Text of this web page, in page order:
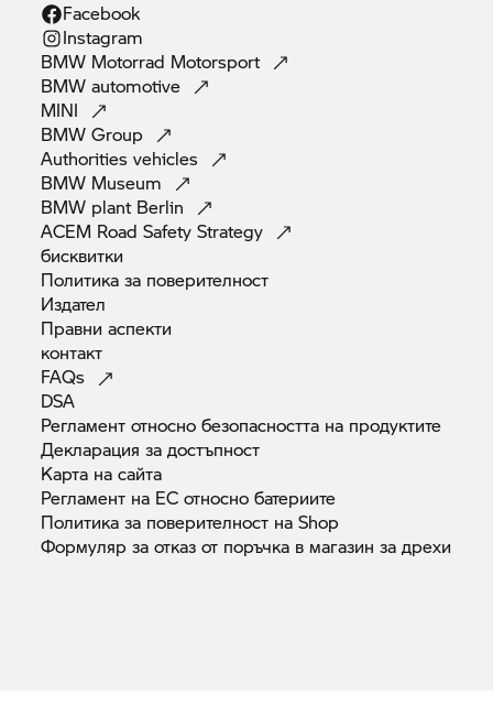
Facebook
Instagram
BMW Motorrad Motorsport
BMWautomotive
MINI
BMWGroup
Authoritiesvehicles
BMW Museum
BMW plant Berlin
ACEM Road SafetyStrategy
бисквитки
Политика за поверителност
Издател
Правниаспекти
контакт
FAQs
DSA
Регламент относно безопасността на продуктите
Декларация задостъпност
Карта насайта
Регламент на ЕС относнобатериите
Политика за поверителност наShop
Формуляр за отказ от поръчка в магазин задрехи